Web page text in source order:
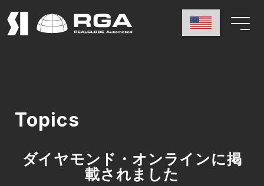
Topics
ダイヤモンド・オンラインに掲
載されました